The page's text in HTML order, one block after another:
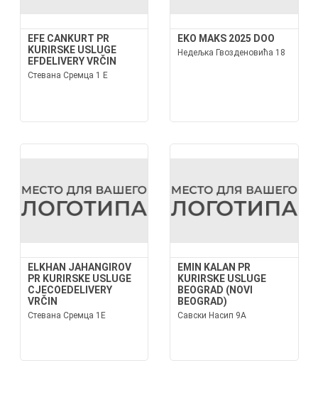
EFE CANKURT PR
KURIRSKE USLUGE
EFDELIVERY VRČIN
Стевана Сремца 1 Е
EKO MAKS 2025 DOO
Недељка Гвозденовића 18
ELKHAN JAHANGIROV
PR KURIRSKE USLUGE
CJECOEDELIVERY
VRČIN
Стевана Сремца 1Е
EMIN KALAN PR
KURIRSKE USLUGE
BEOGRAD (NOVI
BEOGRAD)
Савски Насип 9А